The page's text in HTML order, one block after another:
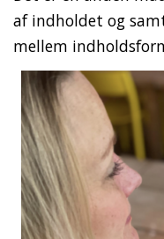
af indholdet og
mellem